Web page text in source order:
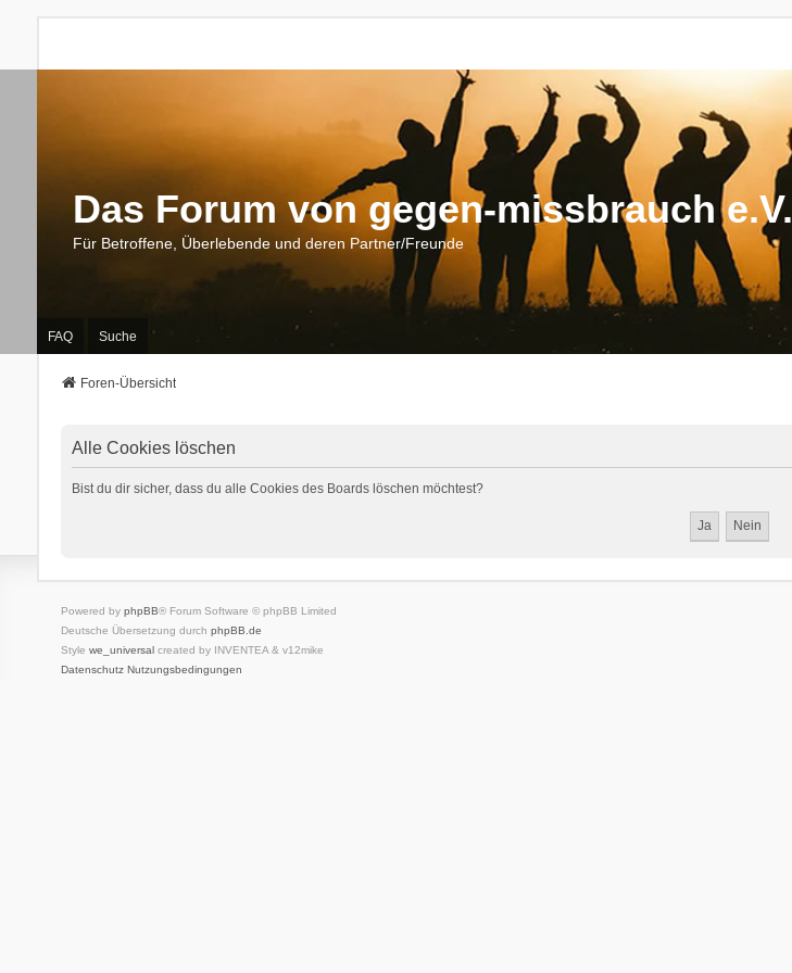
Das Forum von gegen-missbrauch e.V.
Für Betroffene, Überlebende und deren Partner/Freunde
FAQ Suche
Foren-Übersicht
Alle Cookies löschen
Bist du dir sicher, dass du alle Cookies des Boards löschen möchtest?
Powered by phpBB® Forum Software © phpBB Limited
Deutsche Übersetzung durch phpBB.de
Style we_universalcreated by INVENTEA & v12mike
Datenschutz Nutzungsbedingungen